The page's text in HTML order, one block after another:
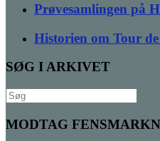
Prøvesamlingen på
Historien om Tour
SØG I ARKIVET
Søg
efter:
MODTAG